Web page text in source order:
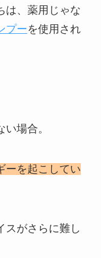
は、薬用じゃな
プーを使用され
場合。
ーを起こしてい
スがさらに難し